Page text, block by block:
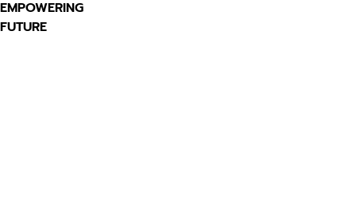
EMPOWERING
FUTURE